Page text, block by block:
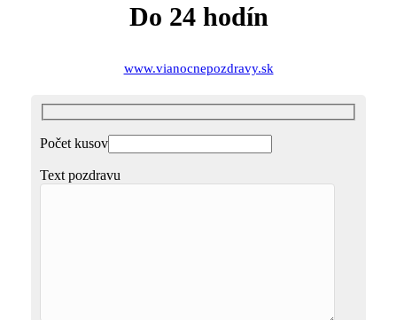
Do 24 hodín
www.vianocnepozdravy.sk
Počet kusov
Text pozdravu